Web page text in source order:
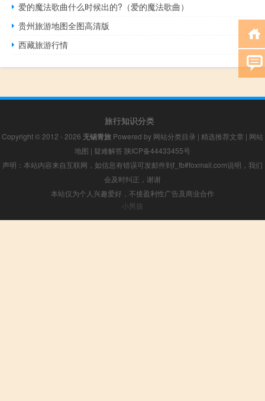
爱的魔法歌曲什么时候出的?（爱的魔法歌曲）
贵州旅游地图全图高清版
西藏旅游行情
旅行知识分类
Copyright © 2012 - 2026 无锡青旅 Powered by 网站分类目录 | 精选推荐文章 | 网站
地图 | 疑难解答 陕ICP备44433455号
声明：本站内容来自互联网，如信息有错误可发邮件到f_fb#foxmail.com说明，我们
会及时纠正，谢谢
本站仅为个人兴趣爱好，不接盈利性广告及商业合作
小男孩